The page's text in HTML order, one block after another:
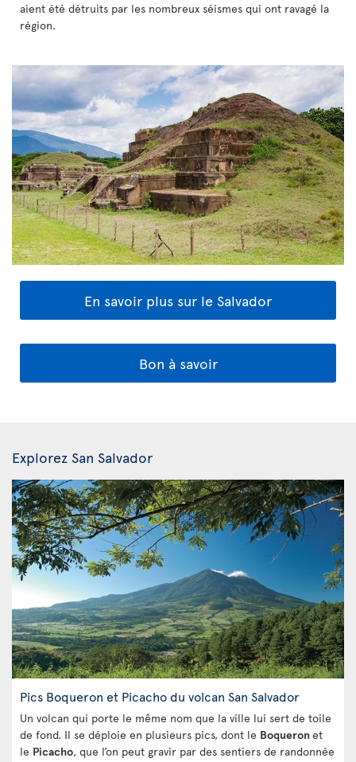
aient été détruits par les nombreux séismes qui ont ravagé la
région.
En savoir plus sur le Salvador
Bon à savoir
Explorez San Salvador
Pics Boqueron et Picacho du volcan San Salvador
Un volcan qui porte le même nom que la ville lui sert de toile
de fond. Il se déploie en plusieurs pics, dont le Boqueronet
le Picacho, que l’on peut gravir par des sentiers de randonnée